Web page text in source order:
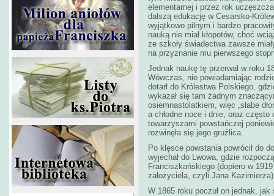
elementarnej i przez rok
dalszą edukację w Cesarsko-
wyjątkowo pilnym i bardzo
nauką nie miał kłopotów, choć
ze szkoły świadectwa zawsze
na przyznanie mu pierwszego
Jednak naukę tę przerwał w roku
Wówczas, nie powiadamiając
dotarł do Królestwa Polskiego,
wykazał się tam żadnym
osiemnastolatkiem, więc „słabe
a chłodne noce i dnie, oraz często
towarzyszami powstańczej
rozwinęła się jego gruźlica.
Po klęsce powstania powrócił do
wyjechał do Lwowa, gdzie
Franciszkańskiego (dopiero w
założyciela, czyli Jana
W 1865 roku poczuł on jednak, jak